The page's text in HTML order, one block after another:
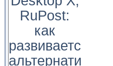
RuPost:
как
развивается
альтернатива